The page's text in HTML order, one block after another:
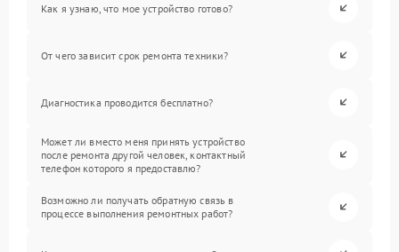
Как я узнаю, что мое устройство готово?
От чего зависит срок ремонта техники?
Диагностика проводится бесплатно?
Может ли вместо меня принять устройство
после ремонта другой человек, контактный
телефон которого я предоставлю?
Возможно ли получать обратную связь в
процессе выполнения ремонтных работ?